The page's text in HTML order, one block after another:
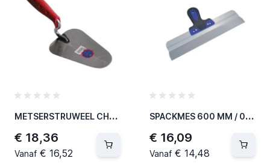
M
ETSERSTRUWEEL CHARLEROI SOFT GRIP (PRO) 180 X 120 X 1,8 MM (5 PER OVERDOOS)
€ 18,36
Vanaf € 16,52
S
PACKMES 600 MM / 0,5 MM DURA-SOFT - INOX (10 PER OVERDOOS)
€ 16,09
Vanaf € 14,48